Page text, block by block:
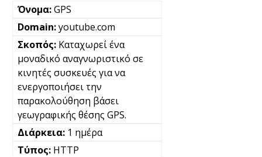
GPS
youtube.com
Καταχωρεί ένα
μοναδικό αναγνωριστικό σε
κινητές συσκευές για να
ενεργοποιήσει την
παρακολούθηση βάσει
γεωγραφικής θέσης GPS.
1 ημέρα
HTTP